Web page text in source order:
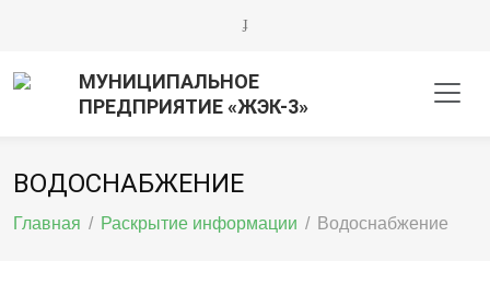
МУНИЦИПАЛЬНОЕ
ПРЕДПРИЯТИЕ «ЖЭК-3»
ВОДОСНАБЖЕНИЕ
Главная / Раскрытие информации / Водоснабжение